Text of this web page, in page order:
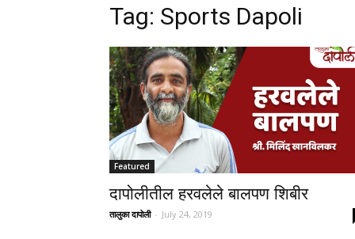
Tag: Sports Dapoli
Featured
दापोलीतील हरवलेले बालपण शिबीर
तालुका दापोली - July 24, 2019